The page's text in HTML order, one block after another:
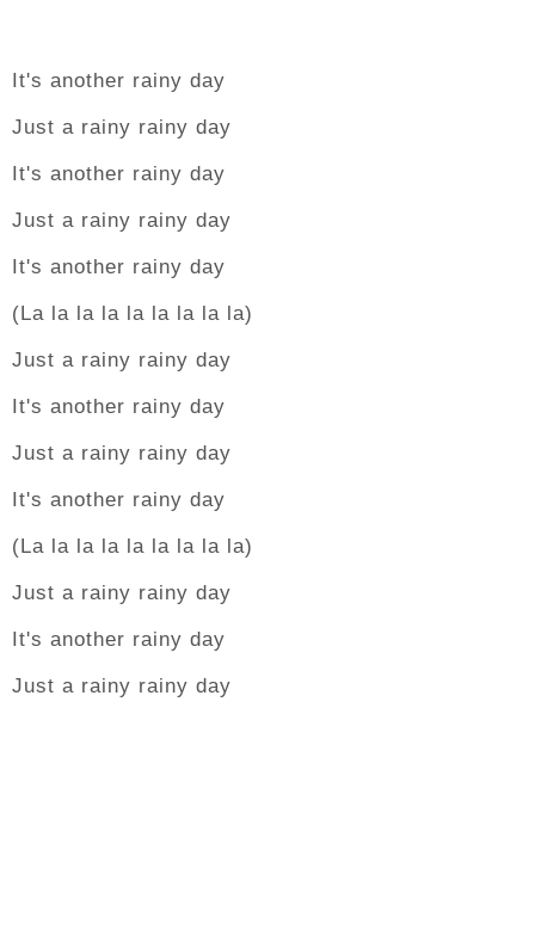
It's another rainy day
Just a rainy rainy day
It's another rainy day
Just a rainy rainy day
It's another rainy day
(La la la la la la la la la)
Just a rainy rainy day
It's another rainy day
Just a rainy rainy day
It's another rainy day
(La la la la la la la la la)
Just a rainy rainy day
It's another rainy day
Just a rainy rainy day